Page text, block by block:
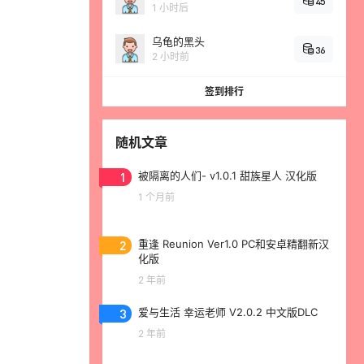
1 小时后
乌龟的黑头
2 小时前
36
签到排行
随机文章
1 被隔离的人们- v1.0.1 甜族星人 汉化版
1 个月前
2
重逢 Reunion Ver1.0 PC和安卓精翻新汉
化版
2 年前
3 爱与生活 幸运老师 V2.0.2 中文版DLC
2 年前